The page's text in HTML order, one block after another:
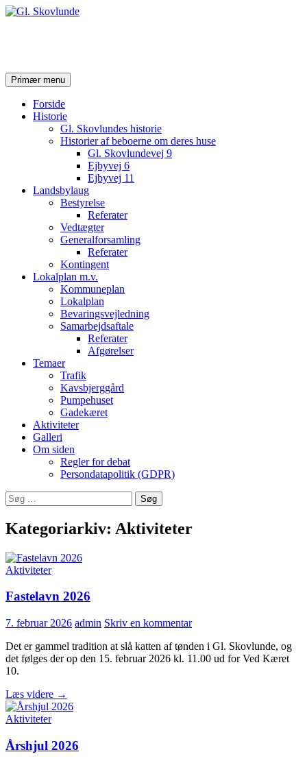
SøgPrimær menu Hop
til
Forside
Historie
Gl. Skovlundes historie
Historier af beboerne om deres huse
Gl. Skovlundevej 9
Ejbyvej 6
Ejbyvej 11
Landsbylaug
Bestyrelse
Referater
Vedtægter
Generalforsamling
Referater
Kontingent
Lokalplan m.v.
Kommuneplan
Lokalplan
Bevaringsvejledning
Samarbejdsaftale
Referater
Afgørelser
Temaer
Trafik
Kavsbjerggård
Pumpehuset
Gadekæret
Aktiviteter
Galleri
Om siden
Regler for debat
Persondatapolitik (GDPR)
Søg
efter:
Kategoriarkiv: Aktiviteter
Aktiviteter
Fastelavn 2026
7. februar 2026 admin Skriv en kommentar
Det er gammel tradition at slå katten af tønden i Gl. Skovlunde, og
det følges der op den 15. februar 2026 kl. 11.00 ud for Ved Kæret
10.
Læs videre Fastelavn
2026
→
Aktiviteter
Årshjul 2026